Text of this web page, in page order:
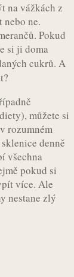
na vážkách z
nebo ne.
Pokud
si ji doma
cukrů. A
můžete si
rozumném
denně
všechna
pokud si
více. Ale
nestane zlý